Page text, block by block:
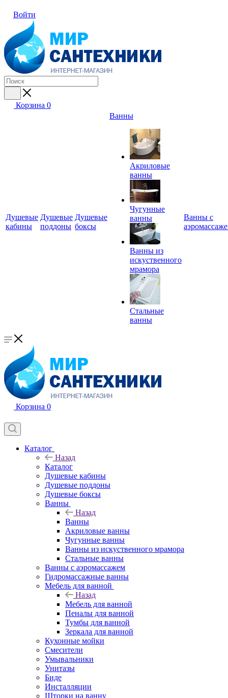
Войти
Корзина 0
Душевые
кабины
Душевые
поддоны
Душевые
боксы
Ванны
Акриловые
ванны
Чугунные
ванны
Ванны из
искуственного
мрамора
Стальные
ванны
Ванны с
Корзина 0
Каталог
Назад
Каталог
Душевые кабины
Душевые поддоны
Душевые боксы
Ванны
Назад
Ванны
Акриловые ванны
Чугунные ванны
Ванны из искуственного мрамора
Стальные ванны
Ванны с аэромассажем
Гидромассажные ванны
Мебель для ванной
Назад
Мебель для ванной
Пеналы для ванной
Тумбы для ванной
Зеркала для ванной
Кухонные мойки
Смесители
Умывальники
Унитазы
Биде
Инсталляции
Шторки на ванну